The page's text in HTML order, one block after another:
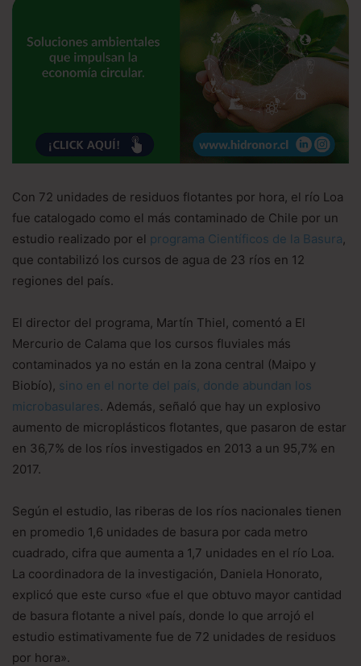
Con 72 unidades de residuos flotantes por hora, el río Loa
fue catalogado como el más contaminado de Chile por un
estudio realizado por el programa Científicos de la Basura,
que contabilizó los cursos de agua de 23 ríos en 12
regiones del país.
El director del programa, Martín Thiel, comentó a El
Mercurio de Calama que los cursos fluviales más
contaminados ya no están en la zona central (Maipo y
Biobío), sino en el norte del país, donde abundan los
microbasulares. Además, señaló que hay un explosivo
aumento de microplásticos flotantes, que pasaron de estar
en 36,7% de los ríos investigados en 2013 a un 95,7% en
2017.
Según el estudio, las riberas de los ríos nacionales tienen
en promedio 1,6 unidades de basura por cada metro
cuadrado, cifra que aumenta a 1,7 unidades en el río Loa.
La coordinadora de la investigación, Daniela Honorato,
explicó que este curso «fue el que obtuvo mayor cantidad
de basura flotante a nivel país, donde lo que arrojó el
estudio estimativamente fue de 72 unidades de residuos
por hora».